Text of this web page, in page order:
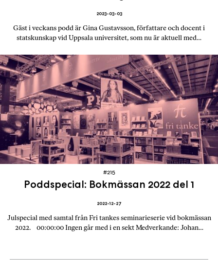
2023-03-03
Gäst i veckans podd är Gina Gustavsson, författare och docent i
statskunskap vid Uppsala universitet, som nu är aktuell med…
2022-12-27
Poddspecial: Bokmässan 2022 del 1
#215
Julspecial med samtal från Fri tankes seminarieserie vid bokmässan
2022. 00:00:00 Ingen går med i en sekt Medverkande: Johan…